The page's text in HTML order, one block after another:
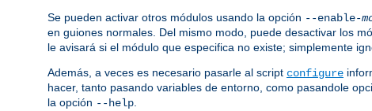
Se pueden activar otros módulos usando la opción --enable-
en guiones normales. Del mismo modo, puede desactivar los
le avisará si el módulo que especifica no existe; simplemente
Además, a veces es necesario pasarle al script configure
hacer, tanto pasando variables de entorno, como pasandole
la opción --help.